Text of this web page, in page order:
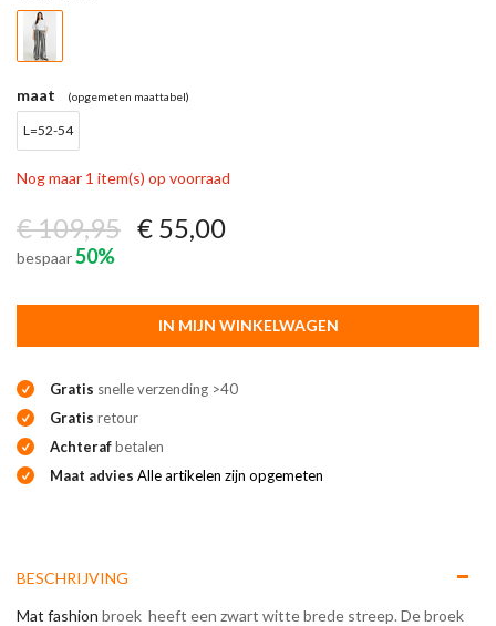
maat (opgemeten maattabel)
L=52-54
Nog maar 1 item(s) op voorraad
€ 109,95 € 55,00
bespaar50%
IN MIJN WINKELWAGEN
Gratis snelle verzending >40
Gratis retour
Achterafbetalen
Maat advies Alle artikelen zijn opgemeten
BESCHRIJVING
Mat fashion broek heeft een zwart witte brede streep. De broek